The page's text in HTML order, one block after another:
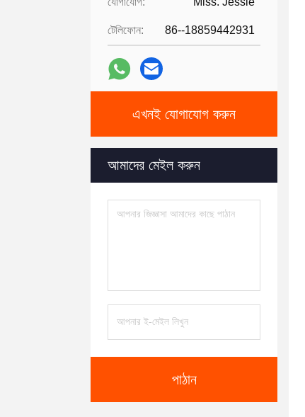
টেলিফোন: 86--18859442931
এখনই যোগাযোগ করুন
আমাদের মেইল করুন
পাঠান